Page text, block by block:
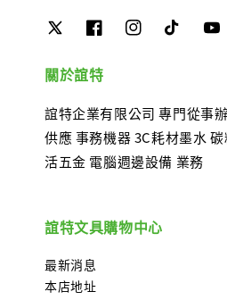
關於誼特
誼特企業有限公司 專門從事
供應 事務機器 3C耗材墨水
活五金 電腦週邊設備 業務
誼特文具購物中心
最新消息
本店地址